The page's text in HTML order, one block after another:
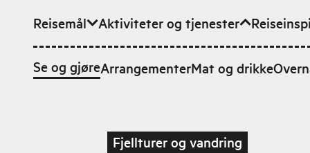
Hopp til hovedinnhold
Reisemål Aktiviteter og tjenester
Se og gjøreArrangementerMat og drikke
Fjellturer og vandring